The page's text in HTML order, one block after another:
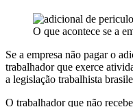
O que acontece se a
Se a empresa não pagar o
trabalhador que exerce
a legislação trabalhista
O trabalhador que não